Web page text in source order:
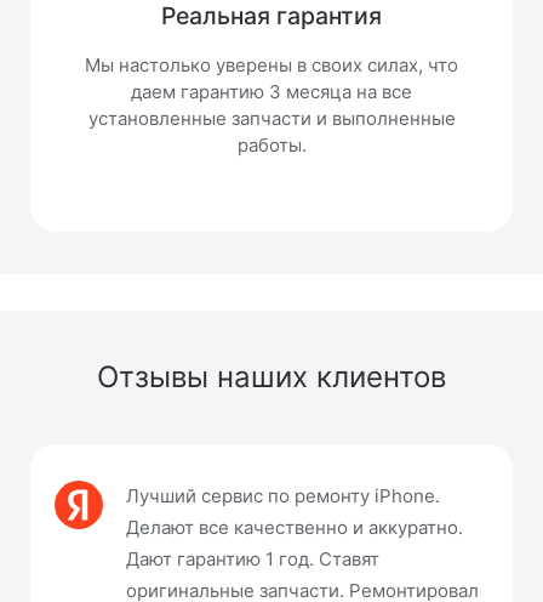
Реальная гарантия
Мы настолько уверены в своих силах, что
даем гарантию 3 месяца на все
установленные запчасти и выполненные
работы.
Отзывы наших клиентов
Лучший сервис по ремонту iPhone.
Делают все качественно и аккуратно.
Дают гарантию 1 год. Ставят
оригинальные запчасти. Ремонтировал